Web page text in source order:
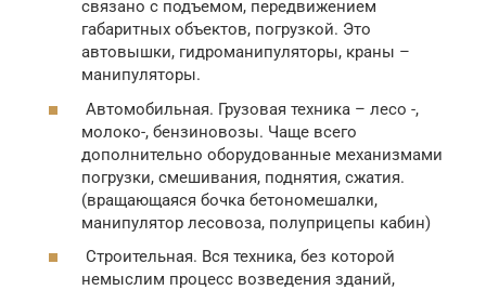
связано с подъемом, передвижением
габаритных объектов, погрузкой. Это
автовышки, гидроманипуляторы, краны –
манипуляторы.
Автомобильная. Грузовая техника – лесо -,
молоко-, бензиновозы. Чаще всего
дополнительно оборудованные механизмами
погрузки, смешивания, поднятия, сжатия.
(вращающаяся бочка бетономешалки,
манипулятор лесовоза, полуприцепы кабин)
Строительная. Вся техника, без которой
немыслим процесс возведения зданий,